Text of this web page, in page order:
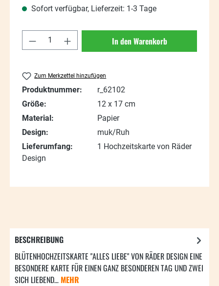
Sofort verfügbar, Lieferzeit: 1-3 Tage
Produkt Anzahl: Gib den gewünschten
In den Warenkorb
Zum Merkzettel hinzufügen
Produktnummer:
r_62102
Größe:
12 x 17 cm
Material:
Papier
Design:
muk/Ruh
Lieferumfang:
1 Hochzeitskarte von Räder
Design
BESCHREIBUNG
BLÜTENHOCHZEITSKARTE "ALLES LIEBE" VON RÄDER DESIGN EINE
BESONDERE KARTE FÜR EINEN GANZ BESONDEREN TAG UND ZWEI
SICH LIEBEND… MEHR